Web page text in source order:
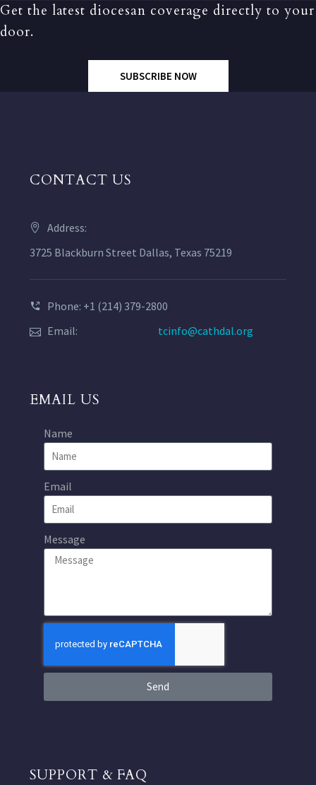
Get the latest diocesan coverage directly to your
door.
SUBSCRIBE NOW
CONTACT US
Address:
3725 Blackburn Street Dallas, Texas 75219
Phone: +1 (214) 379-2800
Email:
tcinfo@cathdal.org
EMAIL US
Name
Email
Message
Send
SUPPORT & FAQ